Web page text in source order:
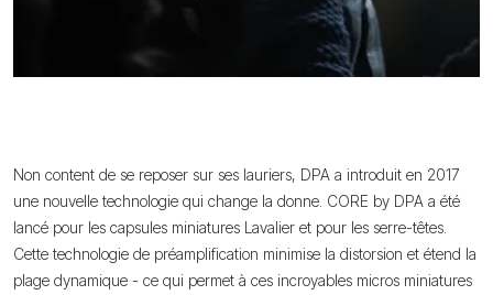
Non content de se reposer sur ses lauriers, DPA a introduit en 2017
une nouvelle technologie qui change la donne. CORE by DPA a été
lancé pour les capsules miniatures Lavalier et pour les serre-têtes.
Cette technologie de préamplification minimise la distorsion et étend la
plage dynamique - ce qui permet à ces incroyables micros miniatures